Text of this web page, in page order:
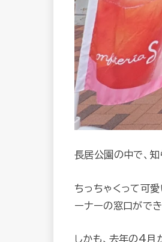
長居公園の中で、知
ちっちゃくって可
ーナーの窓口ができ
しかも、去年の4月